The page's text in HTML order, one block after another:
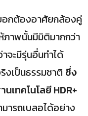
อกต้องอาศัยกล้องคู่
ภาพนั้นมีมิติมากกว่า
จะมีรุ่นอื่นทำได้
งเป็นธรรมชาติ ซึ่ง
เทคโนโลยี HDR+
ารถเบลอได้อย่าง